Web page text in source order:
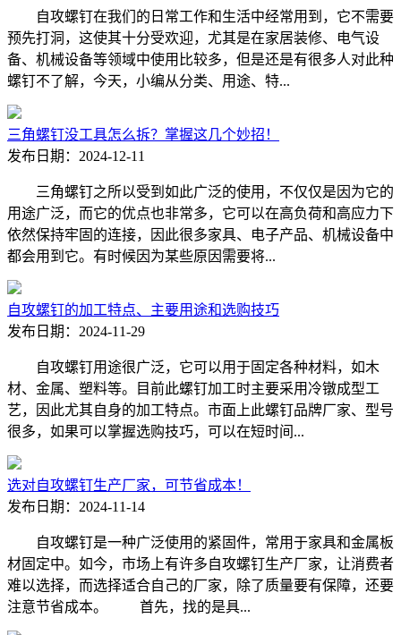
自攻螺钉在我们的日常工作和生活中经常用到，它不需要
预先打洞，这使其十分受欢迎，尤其是在家居装修、电气设
备、机械设备等领域中使用比较多，但是还是有很多人对此种
螺钉不了解，今天，小编从分类、用途、特...
三角螺钉没工具怎么拆？掌握这几个妙招！
发布日期：2024-12-11
三角螺钉之所以受到如此广泛的使用，不仅仅是因为它的
用途广泛，而它的优点也非常多，它可以在高负荷和高应力下
依然保持牢固的连接，因此很多家具、电子产品、机械设备中
都会用到它。有时候因为某些原因需要将...
自攻螺钉的加工特点、主要用途和选购技巧
发布日期：2024-11-29
自攻螺钉用途很广泛，它可以用于固定各种材料，如木
材、金属、塑料等。目前此螺钉加工时主要采用冷镦成型工
艺，因此尤其自身的加工特点。市面上此螺钉品牌厂家、型号
很多，如果可以掌握选购技巧，可以在短时间...
选对自攻螺钉生产厂家，可节省成本！
发布日期：2024-11-14
自攻螺钉是一种广泛使用的紧固件，常用于家具和金属板
材固定中。如今，市场上有许多自攻螺钉生产厂家，让消费者
难以选择，而选择适合自己的厂家，除了质量要有保障，还要
注意节省成本。 首先，找的是具...